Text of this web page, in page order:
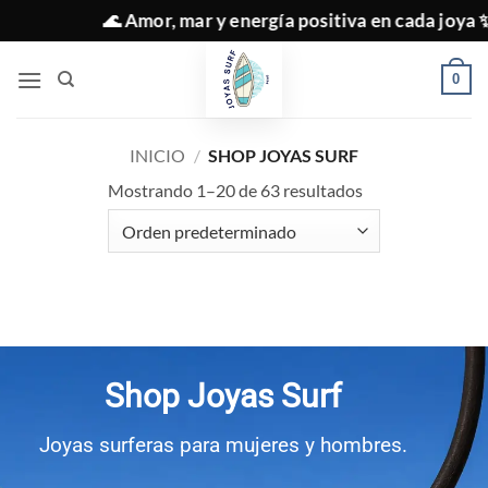
al
contenido
🌊 Amor, mar y energía positiva en cada joya ✨
0
INICIO / SHOP JOYAS SURF
Mostrando 1–20 de 63 resultados
Shop Joyas Surf
Joyas surferas para mujeres y hombres.